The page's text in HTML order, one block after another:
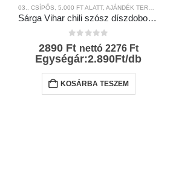
03., CSÍPŐS 5.000 FT ALATT, AJÁNDÉK TERMÉKEK
Sárga Vihar chili szósz díszdobozban 100ml – Chili Hungária
az 5-ből
2890 Ft nettó 2276 Ft
Egységár:2.890Ft/db
KOSÁRBA TESZEM